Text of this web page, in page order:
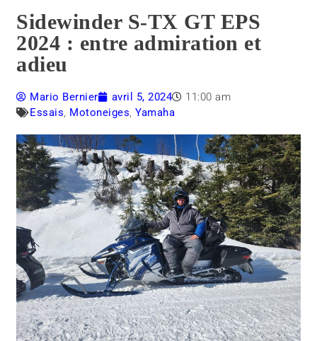
Sidewinder S-TX GT EPS
2024 : entre admiration et
adieu
Mario Bernier avril 5, 2024
11:00 am
Essais, Motoneiges,Yamaha